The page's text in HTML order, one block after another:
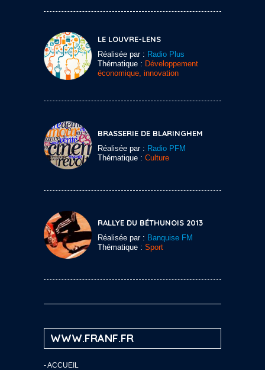
LE LOUVRE-LENS
Réalisée par : Radio Plus
Thématique : Développement
économique, innovation
BRASSERIE DE BLARINGHEM
Réalisée par : Radio PFM
Thématique : Culture
RALLYE DU BÉTHUNOIS 2013
Réalisée par : Banquise FM
Thématique : Sport
WWW.FRANF.FR
-ACCUEIL